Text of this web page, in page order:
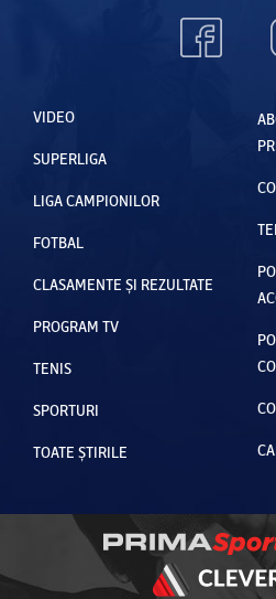
VIDEO
SUPERLIGA
LIGA CAMPIONILOR
FOTBAL
CLASAMENTE ȘI REZULTATE
PROGRAM TV
TENIS
SPORTURI
TOATE ȘTIRILE